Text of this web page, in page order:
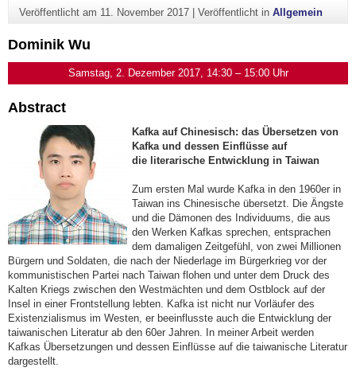
Veröffentlicht am 11. November 2017| Veröffentlicht in Allgemein
Dominik Wu
Samstag, 2. Dezember 2017, 14:30 – 15:00 Uhr
Abstract
Kafka auf Chinesisch: das Übersetzen von
Kafka und dessen Einflüsse auf
die literarische Entwicklung in Taiwan
Zum ersten Mal wurde Kafka in den 1960er in
Taiwan ins Chinesische übersetzt. Die Ängste
und die Dämonen des Individuums, die aus
den Werken Kafkas sprechen, entsprachen
dem damaligen Zeitgefühl, von zwei Millionen
Bürgern und Soldaten, die nach der Niederlage im Bürgerkrieg vor der
kommunistischen Partei nach Taiwan flohen und unter dem Druck des
Kalten Kriegs zwischen den Westmächten und dem Ostblock auf der
Insel in einer Frontstellung lebten. Kafka ist nicht nur Vorläufer des
Existenzialismus im Westen, er beeinflusste auch die Entwicklung der
taiwanischen Literatur ab den 60er Jahren. In meiner Arbeit werden
Kafkas Übersetzungen und dessen Einflüsse auf die taiwanische Literatur
dargestellt.